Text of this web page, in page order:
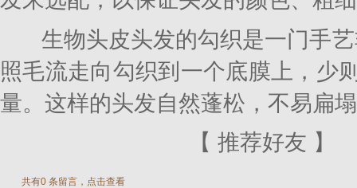
生物头皮头发的勾织是一门手
照毛流走向勾织到一个底膜上，少
量。这样的头发自然蓬松，不易扁
【 推荐好友 】
共有0 条留言，点击查看